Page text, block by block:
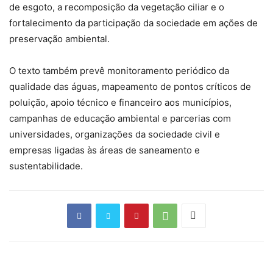
de esgoto, a recomposição da vegetação ciliar e o
fortalecimento da participação da sociedade em ações de
preservação ambiental.
O texto também prevê monitoramento periódico da
qualidade das águas, mapeamento de pontos críticos de
poluição, apoio técnico e financeiro aos municípios,
campanhas de educação ambiental e parcerias com
universidades, organizações da sociedade civil e
empresas ligadas às áreas de saneamento e
sustentabilidade.